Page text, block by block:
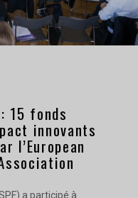
15 fonds
innovants
l’European
a participé à